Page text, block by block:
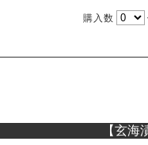
購入数
【玄